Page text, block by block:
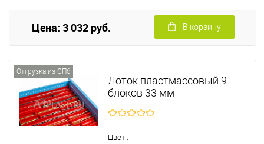
Цена: 3 032 руб. В корзину
Отгрузка из СПб
Лоток пластмассовый 9
блоков 33 мм
Цвет :